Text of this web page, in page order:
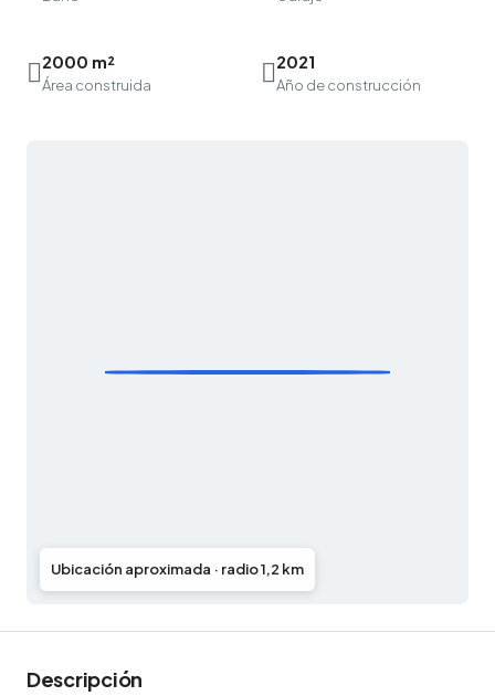
2000 m²
Área construida
2021
Año de construcción
Ubicación aproximada · radio 1,2 km
Descripción